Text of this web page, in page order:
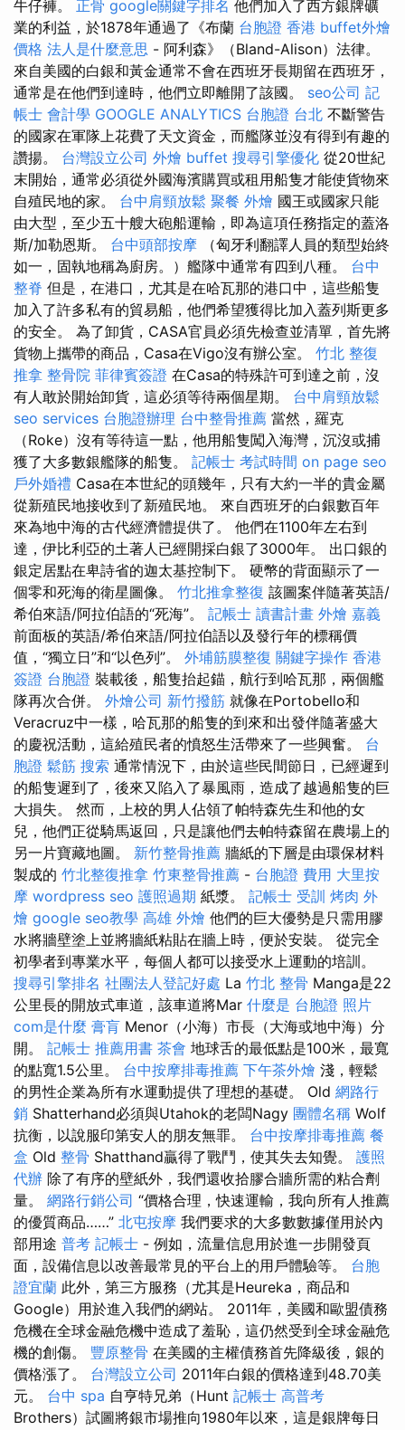
牛仔褲。 正骨 google關鍵字排名 他們加入了西方銀牌礦
業的利益，於1878年通過了《布蘭 台胞證 香港 buffet外燴
價格 法人是什麼意思 - 阿利森》（Bland-Alison）法律。
來自美國的白銀和黃金通常不會在西班牙長期留在西班牙，
通常是在他們到達時，他們立即離開了該國。 seo公司 記
帳士 會計學 GOOGLE ANALYTICS 台胞證 台北 不斷警告
的國家在軍隊上花費了天文資金，而艦隊並沒有得到有趣的
讚揚。 台灣設立公司 外燴 buffet 搜尋引擎優化 從20世紀
末開始，通常必須從外國海濱購買或租用船隻才能使貨物來
自殖民地的家。 台中肩頸放鬆 聚餐 外燴 國王或國家只能
由大型，至少五十艘大砲船運輸，即為這項任務指定的蓋洛
斯/加勒恩斯。 台中頭部按摩 （匈牙利翻譯人員的類型始終
如一，固執地稱為廚房。）艦隊中通常有四到八種。 台中
整脊 但是，在港口，尤其是在哈瓦那的港口中，這些船隻
加入了許多私有的貿易船，他們希望獲得比加入蓋列斯更多
的安全。 為了卸貨，CASA官員必須先檢查並清單，首先將
貨物上攜帶的商品，Casa在Vigo沒有辦公室。 竹北 整復
推拿 整骨院 菲律賓簽證 在Casa的特殊許可到達之前，沒
有人敢於開始卸貨，這必須等待兩個星期。 台中肩頸放鬆
seo services 台胞證辦理 台中整骨推薦 當然，羅克
（Roke）沒有等待這一點，他用船隻闖入海灣，沉沒或捕
獲了大多數銀艦隊的船隻。 記帳士 考試時間 on page seo
戶外婚禮 Casa在本世紀的頭幾年，只有大約一半的貴金屬
從新殖民地接收到了新殖民地。 來自西班牙的白銀數百年
來為地中海的古代經濟體提供了。 他們在1100年左右到
達，伊比利亞的土著人已經開採白銀了3000年。 出口銀的
銀定居點在卑詩省的迦太基控制下。 硬幣的背面顯示了一
個零和死海的衛星圖像。 竹北推拿整復 該圖案伴隨著英語/
希伯來語/阿拉伯語的“死海”。 記帳士 讀書計畫 外燴 嘉義
前面板的英語/希伯來語/阿拉伯語以及發行年的標稱價
值，“獨立日”和“以色列”。 外埔筋膜整復 關鍵字操作 香港
簽證 台胞證 裝載後，船隻抬起錨，航行到哈瓦那，兩個艦
隊再次合併。 外燴公司 新竹撥筋 就像在Portobello和
Veracruz中一樣，哈瓦那的船隻的到來和出發伴隨著盛大
的慶祝活動，這給殖民者的憤怒生活帶來了一些興奮。 台
胞證 鬆筋 搜索 通常情況下，由於這些民間節日，已經遲到
的船隻遲到了，後來又陷入了暴風雨，造成了越過船隻的巨
大損失。 然而，上校的男人佔領了帕特森先生和他的女
兒，他們正從騎馬返回，只是讓他們去帕特森留在農場上的
另一片寶藏地圖。 新竹整骨推薦 牆紙的下層是由環保材料
製成的 竹北整復推拿 竹東整骨推薦 - 台胞證 費用 大里按
摩 wordpress seo 護照過期 紙漿。 記帳士 受訓 烤肉 外
燴 google seo教學 高雄 外燴 他們的巨大優勢是只需用膠
水將牆壁塗上並將牆紙粘貼在牆上時，便於安裝。 從完全
初學者到專業水平，每個人都可以接受水上運動的培訓。
搜尋引擎排名 社團法人登記好處 La 竹北 整骨 Manga是22
公里長的開放式車道，該車道將Mar 什麼是 台胞證 照片
com是什麼 膏肓 Menor（小海）市長（大海或地中海）分
開。 記帳士 推薦用書 茶會 地球舌的最低點是100米，最寬
的點寬1.5公里。 台中按摩排毒推薦 下午茶外燴 淺，輕鬆
的男性企業為所有水運動提供了理想的基礎。 Old 網路行
銷 Shatterhand必須與Utahok的老闆Nagy 團體名稱 Wolf
抗衡，以說服印第安人的朋友無罪。 台中按摩排毒推薦 餐
盒 Old 整骨 Shatthand贏得了戰鬥，使其失去知覺。 護照
代辦 除了有序的壁紙外，我們還收拾膠合牆所需的粘合劑
量。 網路行銷公司 “價格合理，快速運輸，我向所有人推薦
的優質商品……” 北屯按摩 我們要求的大多數數據僅用於內
部用途 普考 記帳士 - 例如，流量信息用於進一步開發頁
面，設備信息以改善最常見的平台上的用戶體驗等。 台胞
證宜蘭 此外，第三方服務（尤其是Heureka，商品和
Google）用於進入我們的網站。 2011年，美國和歐盟債務
危機在全球金融危機中造成了羞恥，這仍然受到全球金融危
機的創傷。 豐原整骨 在美國的主權債務首先降級後，銀的
價格漲了。 台灣設立公司 2011年白銀的價格達到48.70美
元。 台中 spa 自亨特兄弟（Hunt 記帳士 高普考
Brothers）試圖將銀市場推向1980年以來，這是銀牌每日